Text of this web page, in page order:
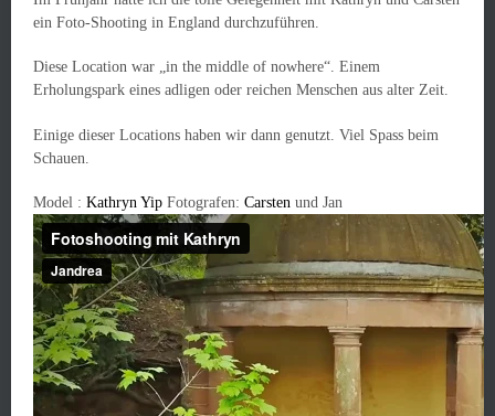
ein Foto-Shooting in England durchzuführen.
Diese Location war „in the middle of nowhere“. Einem
Erholungspark eines adligen oder reichen Menschen aus alter Zeit.
Einige dieser Locations haben wir dann genutzt. Viel Spass beim
Schauen.
Model : Kathryn Yip Fotografen: Carsten und Jan